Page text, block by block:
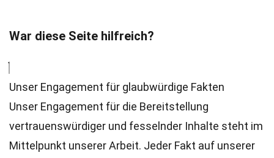
War diese Seite hilfreich?
Unser Engagement für glaubwürdige Fakten
Unser Engagement für die Bereitstellung
vertrauenswürdiger und fesselnder Inhalte steht im
Mittelpunkt unserer Arbeit. Jeder Fakt auf unserer